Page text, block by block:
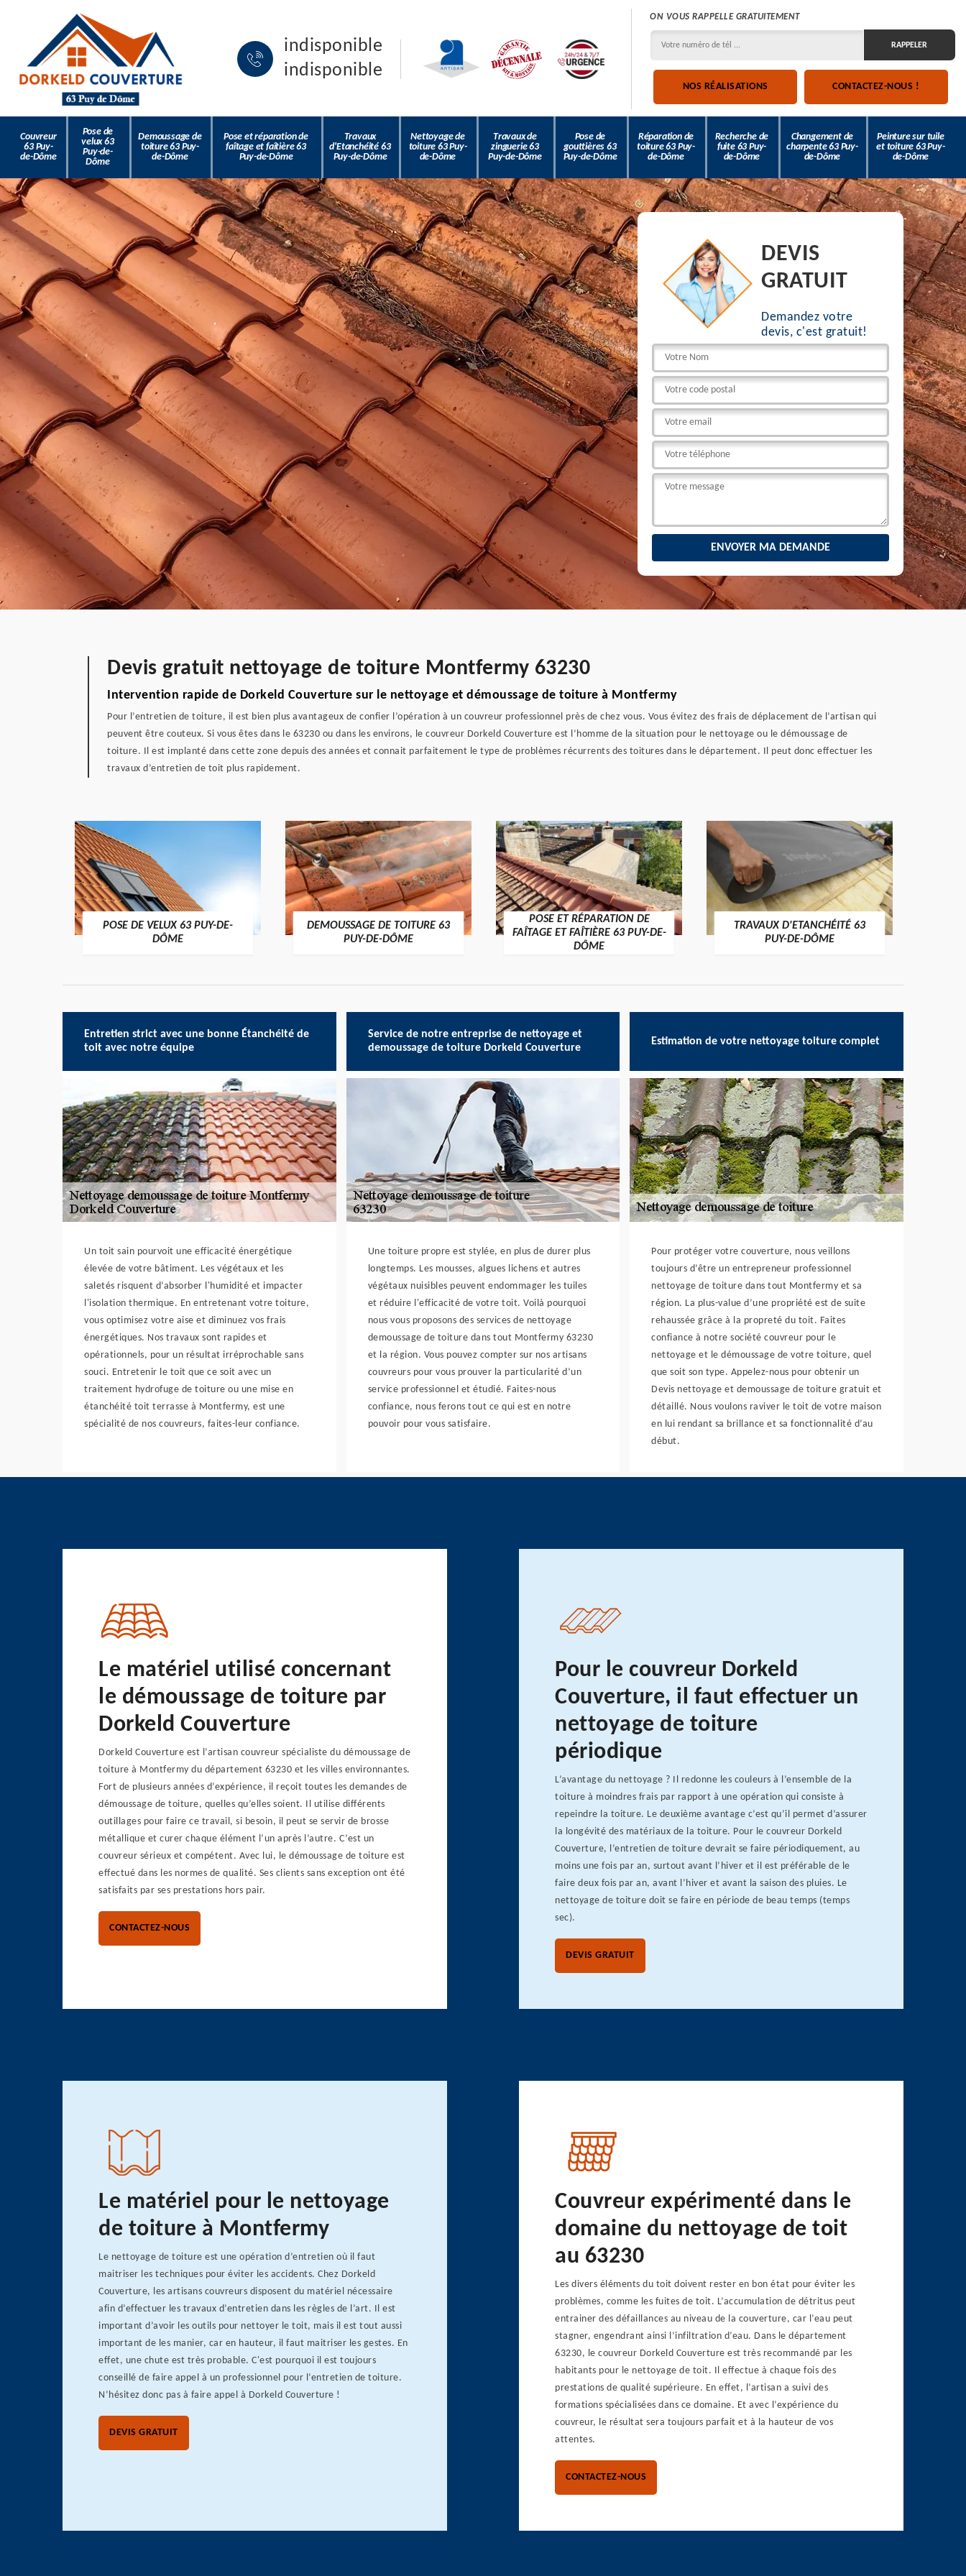
indisponible
indisponible
ON VOUS RAPPELLE GRATUITEMENT
NOS RÉALISATIONS CONTACTEZ-NOUS !
Couvreur
63 Puy-
de-Dôme
Pose de
velux 63
Puy-de-
Dôme
Demoussage de
toiture 63 Puy-
de-Dôme
Pose et réparation de
faîtage et faîtière 63
Puy-de-Dôme
Travaux
d'Etanchéité 63
Puy-de-Dôme
Nettoyage de
toiture 63 Puy-
de-Dôme
Travaux de
zinguerie 63
Puy-de-Dôme
Pose de
gouttières 63
Puy-de-Dôme
Réparation de
toiture 63 Puy-
de-Dôme
Recherche de
fuite 63 Puy-
de-Dôme
Changement de
charpente 63 Puy-
de-Dôme
Peinture sur tuile
et toiture 63 Puy-
de-Dôme
DEVIS
GRATUIT
Demandez votre
devis, c'est gratuit!
Devis gratuit nettoyage de toiture Montfermy 63230
Intervention rapide de Dorkeld Couverture sur le nettoyage et démoussage de toiture à Montfermy
Pour l’entretien de toiture, il est bien plus avantageux de confier l’opération à un couvreur professionnel près de chez vous. Vous évitez des frais de déplacement de l’artisan qui
peuvent être couteux. Si vous êtes dans le 63230 ou dans les environs, le couvreur Dorkeld Couverture est l’homme de la situation pour le nettoyage ou le démoussage de
toiture. Il est implanté dans cette zone depuis des années et connait parfaitement le type de problèmes récurrents des toitures dans le département. Il peut donc effectuer les
travaux d’entretien de toit plus rapidement.
POSE DE VELUX 63 PUY-DE-
DÔME
DEMOUSSAGE DE TOITURE 63
PUY-DE-DÔME
POSE ET RÉPARATION DE
FAÎTAGE ET FAÎTIÈRE 63 PUY-DE-
DÔME
TRAVAUX D'ETANCHÉITÉ 63
PUY-DE-DÔME
Entretien strict avec une bonne Étanchéité de
toit avec notre équipe
Un toit sain pourvoit une efficacité énergétique
élevée de votre bâtiment. Les végétaux et les
saletés risquent d’absorber l'humidité et impacter
l'isolation thermique. En entretenant votre toiture,
vous optimisez votre aise et diminuez vos frais
énergétiques. Nos travaux sont rapides et
opérationnels, pour un résultat irréprochable sans
souci. Entretenir le toit que ce soit avec un
traitement hydrofuge de toiture ou une mise en
étanchéité toit terrasse à Montfermy, est une
spécialité de nos couvreurs, faites-leur confiance.
Service de notre entreprise de nettoyage et
demoussage de toiture Dorkeld Couverture
Une toiture propre est stylée, en plus de durer plus
longtemps. Les mousses, algues lichens et autres
végétaux nuisibles peuvent endommager les tuiles
et réduire l'efficacité de votre toit. Voilà pourquoi
nous vous proposons des services de nettoyage
demoussage de toiture dans tout Montfermy 63230
et la région. Vous pouvez compter sur nos artisans
couvreurs pour vous prouver la particularité d’un
service professionnel et étudié. Faites-nous
confiance, nous ferons tout ce qui est en notre
pouvoir pour vous satisfaire.
Estimation de votre nettoyage toiture complet
Pour protéger votre couverture, nous veillons
toujours d’être un entrepreneur professionnel
nettoyage de toiture dans tout Montfermy et sa
région. La plus-value d’une propriété est de suite
rehaussée grâce à la propreté du toit. Faites
confiance à notre société couvreur pour le
nettoyage et le démoussage de votre toiture, quel
que soit son type. Appelez-nous pour obtenir un
Devis nettoyage et demoussage de toiture gratuit et
détaillé. Nous voulons raviver le toit de votre maison
en lui rendant sa brillance et sa fonctionnalité d’au
début.
Le matériel utilisé concernant
le démoussage de toiture par
Dorkeld Couverture
Dorkeld Couverture est l’artisan couvreur spécialiste du démoussage de
toiture à Montfermy du département 63230 et les villes environnantes.
Fort de plusieurs années d’expérience, il reçoit toutes les demandes de
démoussage de toiture, quelles qu’elles soient. Il utilise différents
outillages pour faire ce travail, si besoin, il peut se servir de brosse
métallique et curer chaque élément l’un après l’autre. C’est un
couvreur sérieux et compétent. Avec lui, le démoussage de toiture est
effectué dans les normes de qualité. Ses clients sans exception ont été
satisfaits par ses prestations hors pair.
CONTACTEZ-NOUS
Pour le couvreur Dorkeld
Couverture, il faut effectuer un
nettoyage de toiture
périodique
L’avantage du nettoyage ? Il redonne les couleurs à l’ensemble de la
toiture à moindres frais par rapport à une opération qui consiste à
repeindre la toiture. Le deuxième avantage c’est qu’il permet d’assurer
la longévité des matériaux de la toiture. Pour le couvreur Dorkeld
Couverture, l’entretien de toiture devrait se faire périodiquement, au
moins une fois par an, surtout avant l’hiver et il est préférable de le
faire deux fois par an, avant l’hiver et avant la saison des pluies. Le
nettoyage de toiture doit se faire en période de beau temps (temps
sec).
DEVIS GRATUIT
Le matériel pour le nettoyage
de toiture à Montfermy
Le nettoyage de toiture est une opération d’entretien où il faut
maitriser les techniques pour éviter les accidents. Chez Dorkeld
Couverture, les artisans couvreurs disposent du matériel nécessaire
afin d’effectuer les travaux d’entretien dans les règles de l’art. Il est
important d’avoir les outils pour nettoyer le toit, mais il est tout aussi
important de les manier, car en hauteur, il faut maitriser les gestes. En
effet, une chute est très probable. C'est pourquoi il est toujours
conseillé de faire appel à un professionnel pour l’entretien de toiture.
N’hésitez donc pas à faire appel à Dorkeld Couverture !
DEVIS GRATUIT
Couvreur expérimenté dans le
domaine du nettoyage de toit
au 63230
Les divers éléments du toit doivent rester en bon état pour éviter les
problèmes, comme les fuites de toit. L’accumulation de détritus peut
entrainer des défaillances au niveau de la couverture, car l’eau peut
stagner, engendrant ainsi l’infiltration d’eau. Dans le département
63230, le couvreur Dorkeld Couverture est très recommandé par les
habitants pour le nettoyage de toit. Il effectue à chaque fois des
prestations de qualité supérieure. En effet, l’artisan a suivi des
formations spécialisées dans ce domaine. Et avec l’expérience du
couvreur, le résultat sera toujours parfait et à la hauteur de vos
attentes.
CONTACTEZ-NOUS